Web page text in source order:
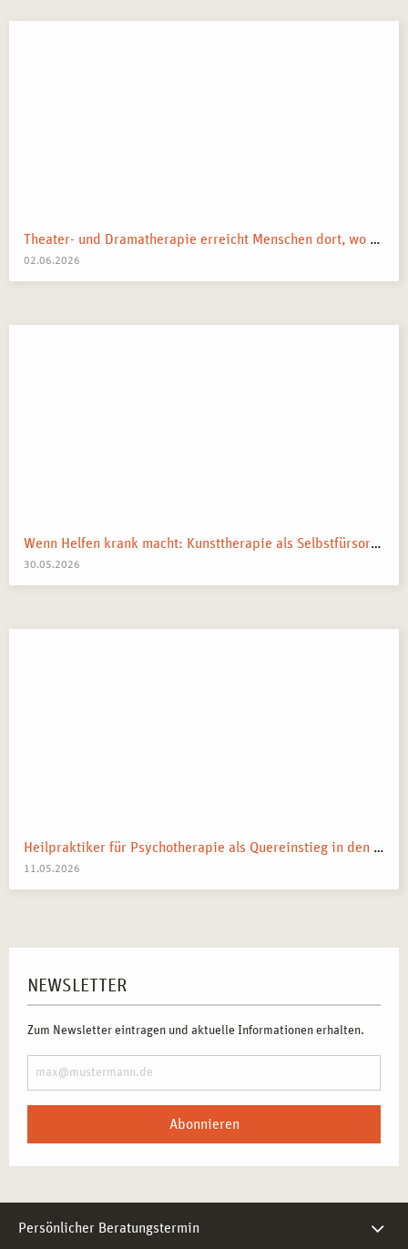
Theater- und Dramatherapie erreicht Menschen dort, wo Worte manchmal nicht mehr weiterkommen.
02.06.2026
Wenn Helfen krank macht: Kunsttherapie als Selbstfürsorge in pflegenden und beratenden Berufen
30.05.2026
Heilpraktiker für Psychotherapie als Quereinstieg in den Heilberuf
11.05.2026
NEWSLETTER
Zum Newsletter eintragen und aktuelle Informationen erhalten.
Abonnieren
Persönlicher Beratungstermin